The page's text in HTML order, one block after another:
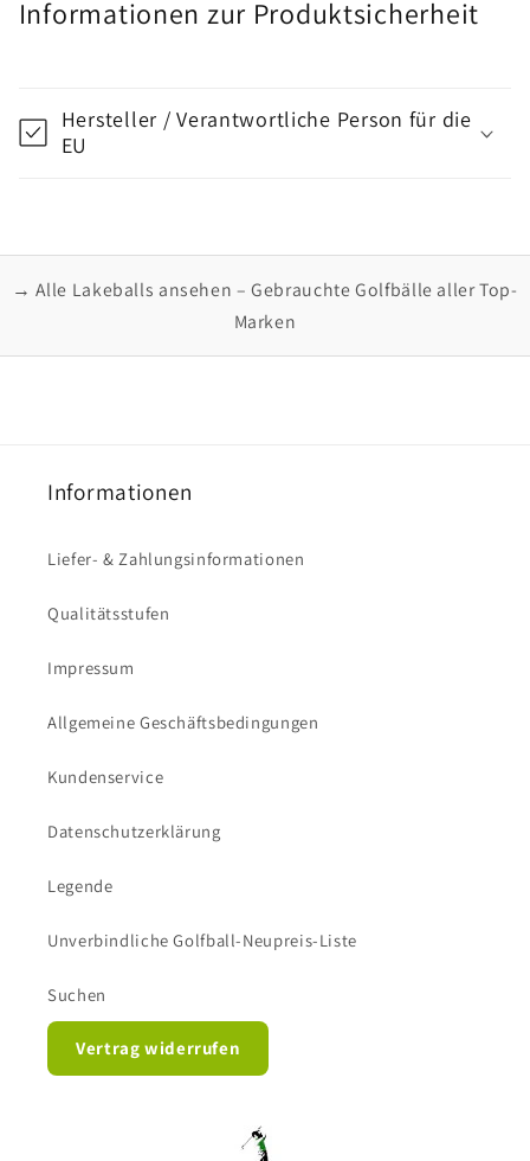
Informationen zur Produktsicherheit
Hersteller / Verantwortliche Person für die
EU
→ Alle Lakeballs ansehen – Gebrauchte Golfbälle aller Top-
Marken
Informationen
Liefer- & Zahlungsinformationen
Qualitätsstufen
Impressum
Allgemeine Geschäftsbedingungen
Kundenservice
Datenschutzerklärung
Legende
Unverbindliche Golfball-Neupreis-Liste
Suchen
Vertrag widerrufen